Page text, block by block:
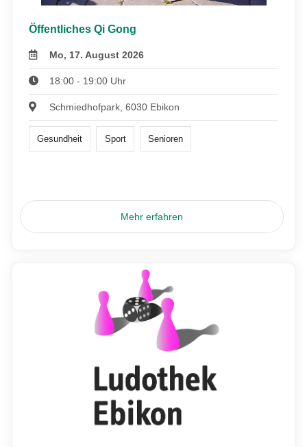
Öffentliches Qi Gong
Mo, 17. August 2026
18:00 - 19:00 Uhr
Schmiedhofpark, 6030 Ebikon
Gesundheit Sport Senioren
Mehr erfahren